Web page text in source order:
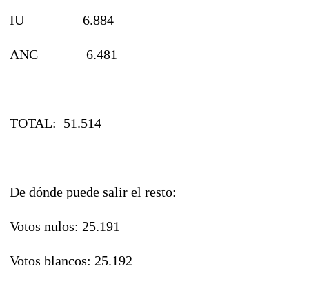
IU 6.884
ANC 6.481
TOTAL: 51.514
De dónde puede salir el resto:
Votos nulos: 25.191
Votos blancos: 25.192